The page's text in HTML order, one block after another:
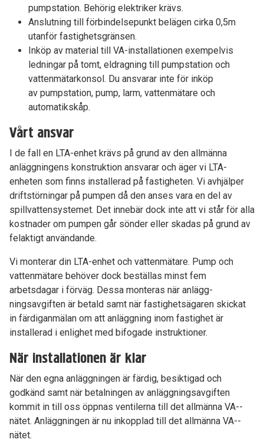
pumpstation. Behörig elektriker krävs.
Anslutning till förbindelsepunkt belägen cirka 0,5m
utanför fastighetsgränsen.
Inköp av material till VA-­installationen exempelvis
ledningar på tomt, eldragning till pumpstation och
vattenmätarkonsol. Du ansvarar inte för inköp
av pumpsta­tion, pump, larm, vattenmätare och
automatik­skåp.
Vårt ansvar
I de fall en LTA-enhet krävs på grund av den allmänna
anläggningens konstruktion ansvarar och äger vi LTA-
enheten som finns installerad på fastigheten. Vi avhjälper
driftstörningar på pumpen då den anses vara en del av
spillvattensystemet. Det innebär dock inte att vi står för alla
kostnader om pumpen går sönder eller skadas på grund av
felaktigt användande.
Vi monterar din LTA-enhet och vattenmätare. Pump och
vattenmätare behöver dock beställas minst fem
arbetsdagar i förväg. Dessa monteras när anlägg­
ningsavgiften är betald samt när fastighetsägaren skickat
in färdiganmälan om att anläggning inom fastighet är
installerad i enlighet med bifogade instruktioner.
När installationen är klar
När den egna anläggningen är färdig, besiktigad och
godkänd samt när betalningen av anlägg­ningsavgiften
kommit in till oss öppnas venti­lerna till det allmänna VA-­
nätet. Anläggningen är nu inkopplad till det allmänna VA-­
nätet.